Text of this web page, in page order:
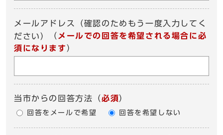
メールアドレス（確認のためもう一度入力してく
ださい）
（ メールでの回答を希望される場合に必
須になります ）
当市からの回答方法 （必須）
回答をメールで希望 回答を希望しない